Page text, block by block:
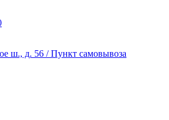
ш., д. 56 / Пункт самовывоза